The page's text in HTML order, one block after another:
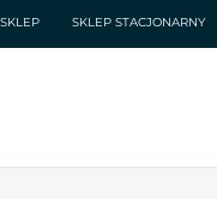
SKLEP STACJONARNY